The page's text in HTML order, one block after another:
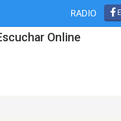
RADIO
Online